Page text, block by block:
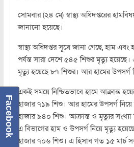
সোমবার (২৪ মে) স্বাস্থ্য অধিদপ্তরের
জানানো হয়েছে।
স্বাস্থ্য অধিদপ্তর সূত্রে জানা গেছে, হাম
পর্যন্ত সারা দেশে ৫৪৫ শিশুর মৃত্যু হয়েছে।
মৃত্যু হয়েছে ৮৭ শিশুর। আর হামের উপসর্গ
একই সময়ে নিশ্চিতভাবে হামে আক্রান্ত
হাজার ৭১৯ শিশু। আর হামের উপসর্গ
হাজার ৯৪০ শিশু। আক্রান্ত ও মৃত্যুর সংখ্যা
এ বিভাগের হাম ও উপসর্গ নিয়ে মৃত্যু
হাজার ৭০৬ শিশু। এ হিসাব গত ১৫ মার্চ
Facebook